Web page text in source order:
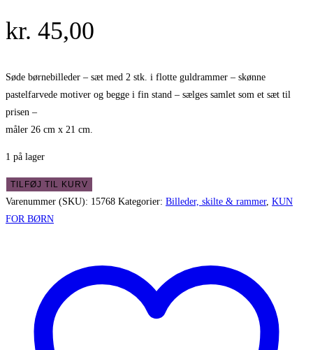
kr. 45,00
Søde børnebilleder – sæt med 2 stk. i flotte guldrammer – skønne
pastelfarvede motiver og begge i fin stand – sælges samlet som et sæt til
prisen –
måler 26 cm x 21 cm.
1 på lager
Søde
børnebilleder
-
guldramme
TILFØJ TIL KURV
Varenummer (SKU): 15768 Kategorier: Billeder, skilte & rammer, KUN
FOR BØRN